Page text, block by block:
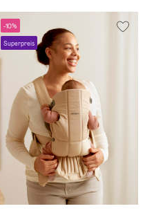
-10%
Superpreis